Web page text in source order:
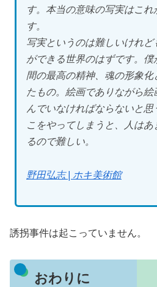
す。本当の意味の写実はこ
す。
写実というのは難しいけれど
ができる世界のはずです。僕
間の最高の精神、魂の形象化
たもの。絵画でありながら
んでいなければならないと
こをやってしまうと、人は
るので難しい。
野田弘志 | ホキ美術館
誘拐事件は起こっていません。
おわりに